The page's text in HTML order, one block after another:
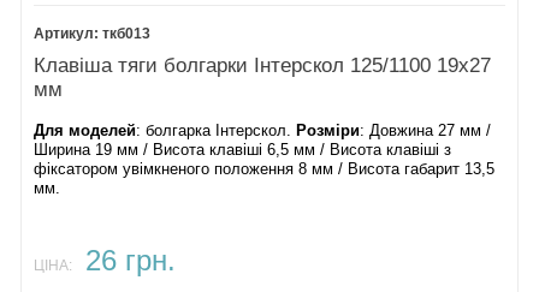
ткб013
Клавіша тяги болгарки Інтерскол 125/1100 19х27
мм
Для моделей: болгарка Інтерскол. Розміри: Довжина 27 мм /
Ширина 19 мм / Висота клавіші 6,5 мм / Висота клавіші з
фіксатором увімкненого положення 8 мм / Висота габарит 13,5
мм.
ЦІНА: 26 грн.